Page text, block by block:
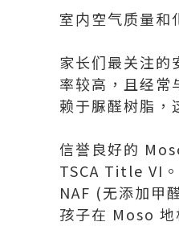
室内空气质量和
家长们最关注的
率较高，且经常
赖于脲醛树脂，
信誉良好的
TSCA Title VI
NAF (无添加甲
孩子在 Moso